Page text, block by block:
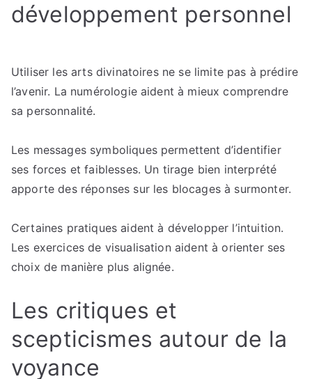
développement personnel
Utiliser les arts divinatoires ne se limite pas à prédire
l’avenir. La numérologie aident à mieux comprendre
sa personnalité.
Les messages symboliques permettent d’identifier
ses forces et faiblesses. Un tirage bien interprété
apporte des réponses sur les blocages à surmonter.
Certaines pratiques aident à développer l’intuition.
Les exercices de visualisation aident à orienter ses
choix de manière plus alignée.
Les critiques et
scepticismes autour de la
voyance